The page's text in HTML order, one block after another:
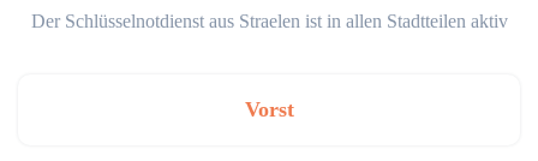
Der Schlüsselnotdienst aus Straelen ist in allen Stadtteilen aktiv
Vorst